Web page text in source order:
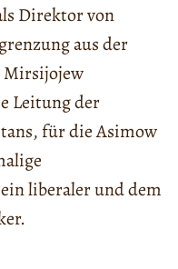
Direktor von
aus der
Leitung der
für die Asimow
liberaler und dem